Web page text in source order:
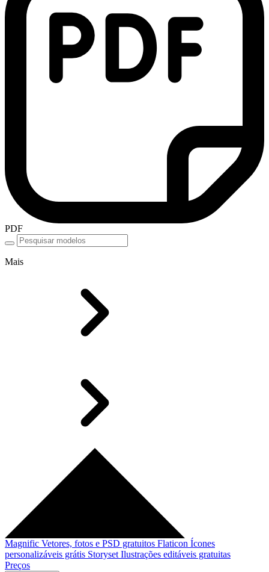
PDF
Mais
Magnific Vetores, fotos e PSD gratuitos Flaticon Ícones
personalizáveis grátis Storyset Ilustrações editáveis gratuitas
Preços